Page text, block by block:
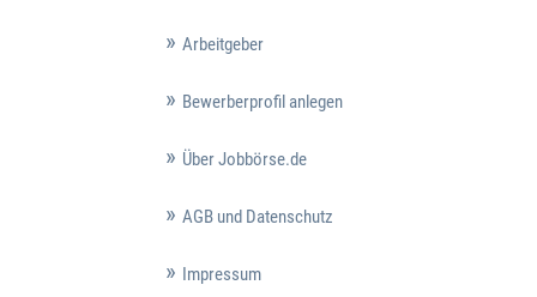
Arbeitgeber
Bewerberprofil anlegen
Über Jobbörse.de
AGB und Datenschutz
Impressum